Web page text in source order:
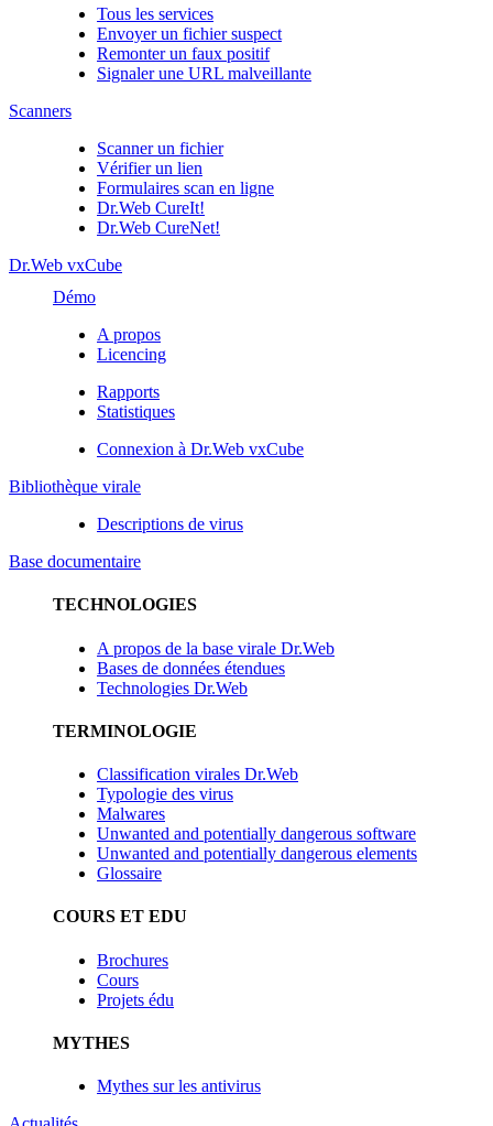
Tous les services
Envoyer un fichier suspect
Remonter un faux positif
Signaler une URL malveillante
Scanners
Scanner un fichier
Vérifier un lien
Formulaires scan en ligne
Dr.Web CureIt!
Dr.Web CureNet!
Dr.Web vxCube
Démo
A propos
Licencing
Rapports
Statistiques
Connexion à Dr.Web vxCube
Bibliothèque virale
Descriptions de virus
Base documentaire
TECHNOLOGIES
A propos de la base virale Dr.Web
Bases de données étendues
Technologies Dr.Web
TERMINOLOGIE
Classification virales Dr.Web
Typologie des virus
Malwares
Unwanted and potentially dangerous software
Unwanted and potentially dangerous elements
Glossaire
COURS ET EDU
Brochures
Cours
Projets édu
MYTHES
Mythes sur les antivirus